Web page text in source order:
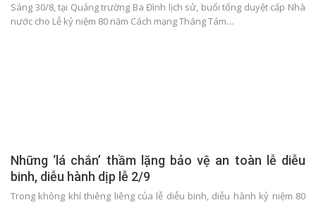
Sáng 30/8, tại Quảng trường Ba Đình lịch sử, buổi tổng duyệt cấp Nhà
nước cho Lễ kỷ niệm 80 năm Cách mạng Tháng Tám…
Những ‘lá chắn’ thầm lặng bảo vệ an toàn lễ diễu
binh, diễu hành dịp lễ 2/9
Trong không khí thiêng liêng của lễ diễu binh, diễu hành kỷ niệm 80